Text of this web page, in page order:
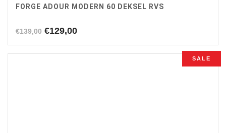
FORGE ADOUR MODERN 60 DEKSEL RVS
€139,00 Oorspronkelijke
was:
€129,00Huidige
is:
SALE